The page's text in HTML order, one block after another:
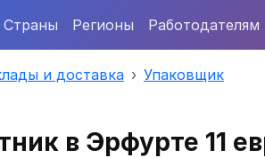
Страны Регионы Работодателям
и доставка Упаковщик
в Эрфурте 11